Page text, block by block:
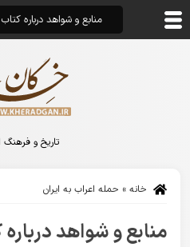
تاریخ و فرهنگ
خانه » حمله اعراب به ایران
منابع و شواهد
منابع و شواهد درباره